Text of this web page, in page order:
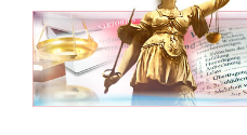
Rechtsanwälte: Asylrecht
Rechtsanwälte: Arabisch